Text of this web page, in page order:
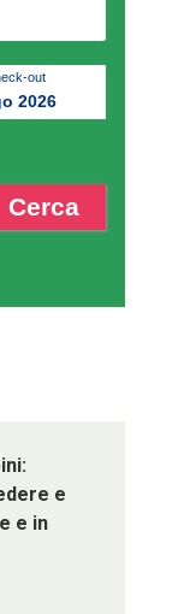
out
2026
e
e in